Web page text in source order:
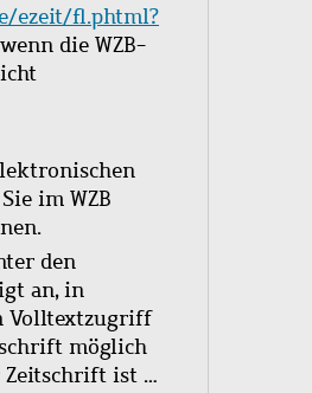
ezeit/fl.phtml?
die WZB-
im WZB
den
an, in
Volltextzugriff
möglich
Zeitschrift ist …